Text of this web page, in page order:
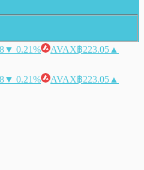
▼ 0.21% AVAX฿223.05 ▲
▼ 0.21% AVAX฿223.05 ▲